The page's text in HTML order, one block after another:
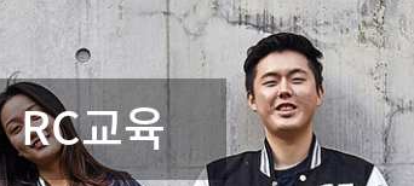
RC교육